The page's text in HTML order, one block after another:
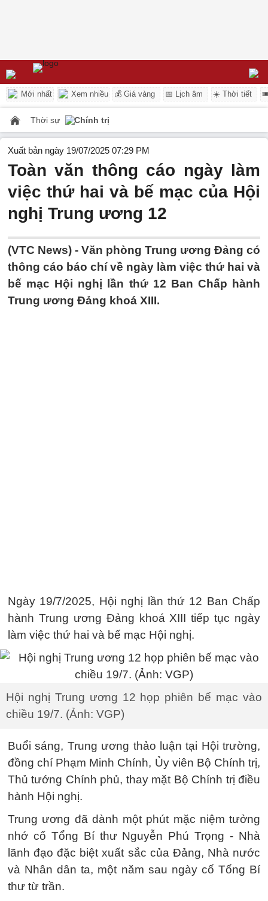
Mới nhất Xem nhiều 💰 Giá vàng 📅 Lịch âm ☀️ Thời tiết
Thời sự Chính trị
Xuất bản ngày 19/07/2025 07:29 PM
Toàn văn thông cáo ngày làm
việc thứ hai và bế mạc của Hội
nghị Trung ương 12
(VTC News) - Văn phòng Trung ương Đảng có
thông cáo báo chí về ngày làm việc thứ hai và
bế mạc Hội nghị lần thứ 12 Ban Chấp hành
Trung ương Đảng khoá XIII.
Ngày 19/7/2025, Hội nghị lần thứ 12 Ban Chấp
hành Trung ương Đảng khoá XIII tiếp tục ngày
làm việc thứ hai và bế mạc Hội nghị.
Hội nghị Trung ương 12 họp phiên bế mạc vào
chiều 19/7. (Ảnh: VGP)
Buổi sáng, Trung ương thảo luận tại Hội trường,
đồng chí Phạm Minh Chính, Ủy viên Bộ Chính trị,
Thủ tướng Chính phủ, thay mặt Bộ Chính trị điều
hành Hội nghị.
Trung ương đã dành một phút mặc niệm tưởng
nhớ cố Tổng Bí thư Nguyễn Phú Trọng - Nhà
lãnh đạo đặc biệt xuất sắc của Đảng, Nhà nước
và Nhân dân ta, một năm sau ngày cố Tổng Bí
thư từ trần.